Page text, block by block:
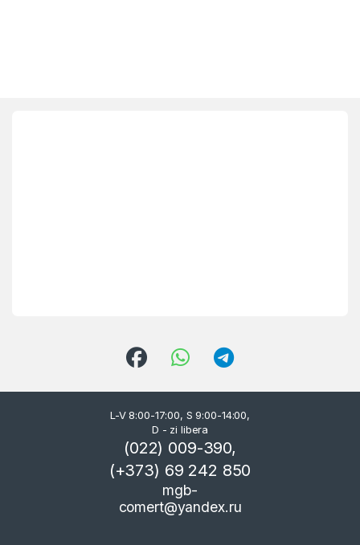
L-V 8:00-17:00, S 9:00-14:00,
D - zi libera
(022) 009-390,
(+373) 69 242 850
mgb-
comert@yandex.ru